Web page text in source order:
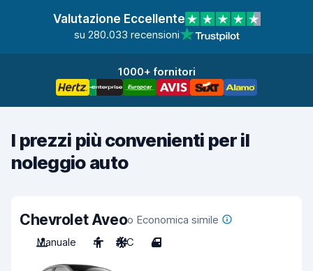
Valutazione Eccellente
su 280.033 recensioni
1000+ fornitori
I prezzi più convenienti per il
noleggio auto
Chevrolet Aveoo Economica simile
Manuale
4 A/C 4